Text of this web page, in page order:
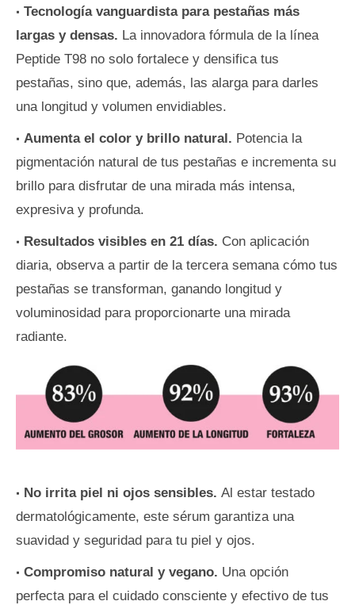
Tecnología vanguardista para pestañas más
largas y densas. La innovadora fórmula de la línea
Peptide T98 no solo fortalece y densifica tus
pestañas, sino que, además, las alarga para darles
una longitud y volumen envidiables.
Aumenta el color y brillo natural. Potencia la
pigmentación natural de tus pestañas e incrementa su
brillo para disfrutar de una mirada más intensa,
expresiva y profunda.
Resultados visibles en 21 días. Con aplicación
diaria, observa a partir de la tercera semana cómo tus
pestañas se transforman, ganando longitud y
voluminosidad para proporcionarte una mirada
radiante.
No irrita piel ni ojos sensibles. Al estar testado
dermatológicamente, este sérum garantiza una
suavidad y seguridad para tu piel y ojos.
Compromiso natural y vegano. Una opción
perfecta para el cuidado consciente y efectivo de tus